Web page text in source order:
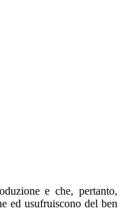
e che, pertanto,
ed usufruiscono del ben